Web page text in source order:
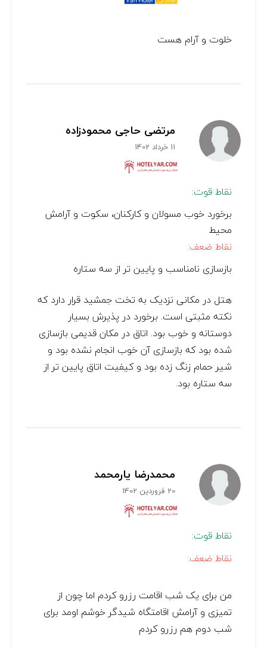
خلوت و آرام هست
مرتضی حاجی محمودزاده
11 خرداد 1402
نقاط قوت:
برخورد خوب مسولان و کارکنان، سکوت و آرامش
محیط
نقاط ضعف:
بازسازی نامناسب و پایین تر از سه ستاره
هتل در مکانی نزدیک به تخت جمشید قرار دارد که
نکته مثبتی است. برخورد در پذیرش بسیار
دوستانه و خوب بود. اتاق در مکان قدیمی بازسازی
شده بود که بازسازی آن خوب انجام نشده بود و
شیر حمام زنگ زده بود و کیفیت اتاق پایین تر از
سه ستاره بود.
محمدرضا یارمحمد
20 فروردین 1402
نقاط قوت:
نقاط ضعف:
من برای یک شب اقامت رزرو کردم اما چون از
تمیزی و آرامش اقامتگاه شیدگر خوشم اومد برای
شب دوم هم رزرو کردم